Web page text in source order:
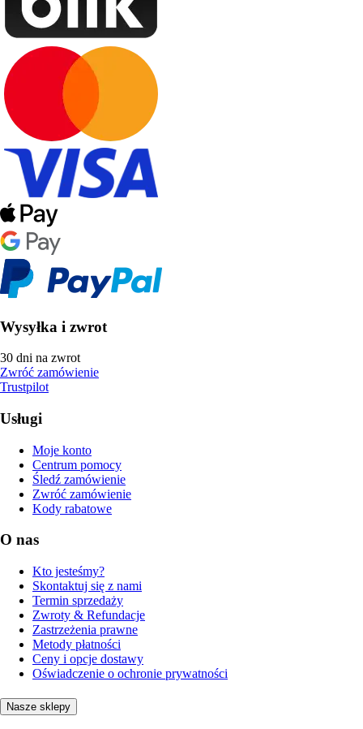
Wysyłka i zwrot
30 dni na zwrot
Zwróć zamówienie
Trustpilot
Usługi
Moje konto
Centrum pomocy
Śledź zamówienie
Zwróć zamówienie
Kody rabatowe
O nas
Kto jesteśmy?
Skontaktuj się z nami
Termin sprzedaży
Zwroty & Refundacje
Zastrzeżenia prawne
Metody płatności
Ceny i opcje dostawy
Oświadczenie o ochronie prywatności
Nasze sklepy